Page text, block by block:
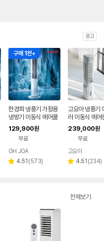
광고
구매 1천+
한경희 냉풍기 가정용
냉방기 이동식 에어쿨
러 26년형 초절전 AI
음성인식 에어컨 선풍
129,900원
무료
페이
OH JOA
별 4.51 리
(573)
고요아 냉풍기
러 이동식 에어
용 업소용 습기
방기
239,000원
무료
고요아
별 4.51 리
(234)
전체보기